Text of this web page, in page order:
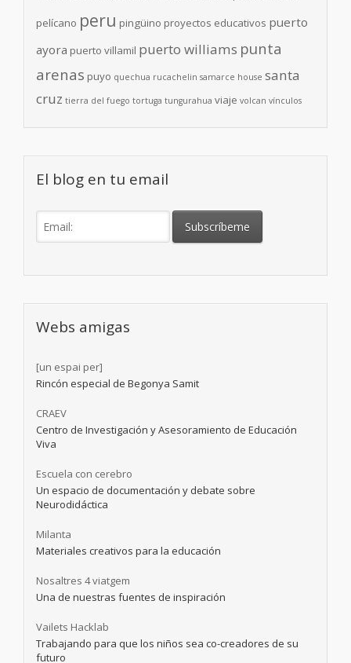
pelícano peru pingüino proyectos educativos puerto
ayora puerto villamil puerto williams punta
arenas puyo quechua rucachelin samarce house santa
cruz tierra del fuego tortuga tungurahua viaje volcan vínculos
El blog en tu email
Webs amigas
[un espai per]
Rincón especial de Begonya Samit
CRAEV
Centro de Investigación y Asesoramiento de Educación
Viva
Escuela con cerebro
Un espacio de documentación y debate sobre
Neurodidáctica
Milanta
Materiales creativos para la educación
Nosaltres 4 viatgem
Una de nuestras fuentes de inspiración
Vailets Hacklab
Trabajando para que los niños sea co-creadores de su
futuro